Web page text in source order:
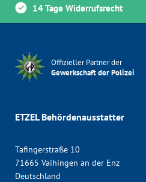
14 Tage Widerrufsrecht
Offizieller Partner der
Gewerkschaft der Polizei
ETZEL Behördenausstatter
Tafingerstraße 10
71665 Vaihingen an der Enz
Deutschland